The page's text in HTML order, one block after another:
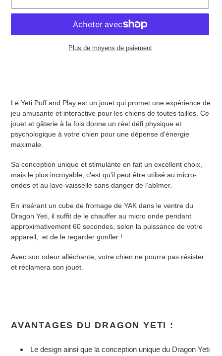
Plus de moyens de paiement
à
votre
panier
Le Yeti Puff and Play est un jouet qui promet une expérience de
jeu amusante et interactive pour les chiens de toutes tailles. Ce
jouet et gâterie à la fois donne un réel défi physique et
psychologique à votre chien pour une dépense d'énergie
maximale.
Sa conception unique et stimulante en fait un excellent choix,
mais le plus incroyable, c'est qu'il peut être utilisé au micro-
ondes et au lave-vaisselle sans danger de l’abîmer.
En insérant un cube de fromage de YAK dans le ventre du
Dragon Yeti, il suffit de le chauffer au micro onde pendant
approximativement 60 secondes, selon la puissance de votre
appareil, et de le regarder gonfler !
Avec son odeur alléchante, votre chien ne pourra pas résister
et réclamera son jouet.
AVANTAGES DU DRAGON YETI :
Le design ainsi que la conception unique du Dragon Yeti